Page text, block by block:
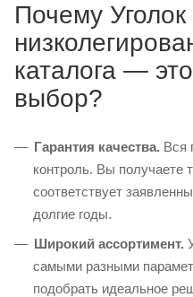
Почему
каталога —
выбор?
Гарантия качества. Вся
контроль. Вы получаете
соответствует
долгие годы.
Широкий ассортимент.
самыми разными
подобрать идеальное